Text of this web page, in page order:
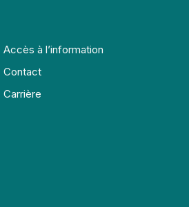
Accès à l’information
Contact
Carrière